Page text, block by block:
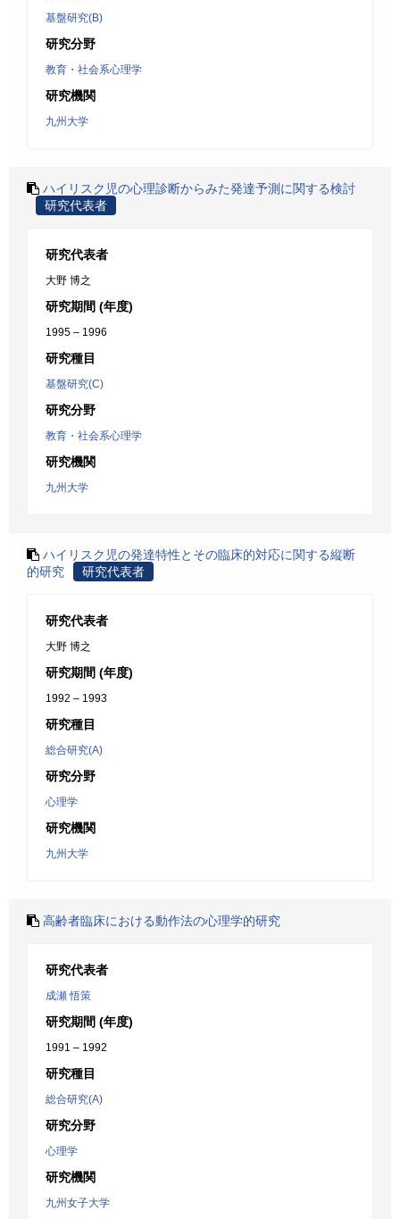
基盤研究(B)
研究分野
教育・社会系心理学
研究機関
九州大学
ハイリスク児の心理診断からみた発達予測に関する検討
研究代表者
研究代表者
大野 博之
研究期間 (年度)
1995 – 1996
研究種目
基盤研究(C)
研究分野
教育・社会系心理学
研究機関
九州大学
ハイリスク児の発達特性とその臨床的対応に関する縦断
的研究
研究代表者
研究代表者
大野 博之
研究期間 (年度)
1992 – 1993
研究種目
総合研究(A)
研究分野
心理学
研究機関
九州大学
高齢者臨床における動作法の心理学的研究
研究代表者
成瀬 悟策
研究期間 (年度)
1991 – 1992
研究種目
総合研究(A)
研究分野
心理学
研究機関
九州女子大学